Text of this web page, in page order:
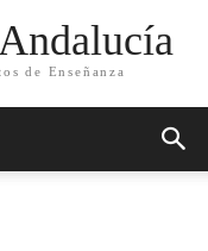
de Enseñanza